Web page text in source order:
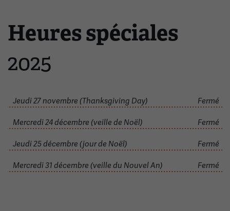
Heures spéciales
2025
Jeudi 27 novembre (Thanksgiving Day) Fermé
Mercredi 24 décembre (veille de Noël) Fermé
Jeudi 25 décembre (jour de Noël) Fermé
Mercredi 31 décembre (veille du Nouvel An) Fermé